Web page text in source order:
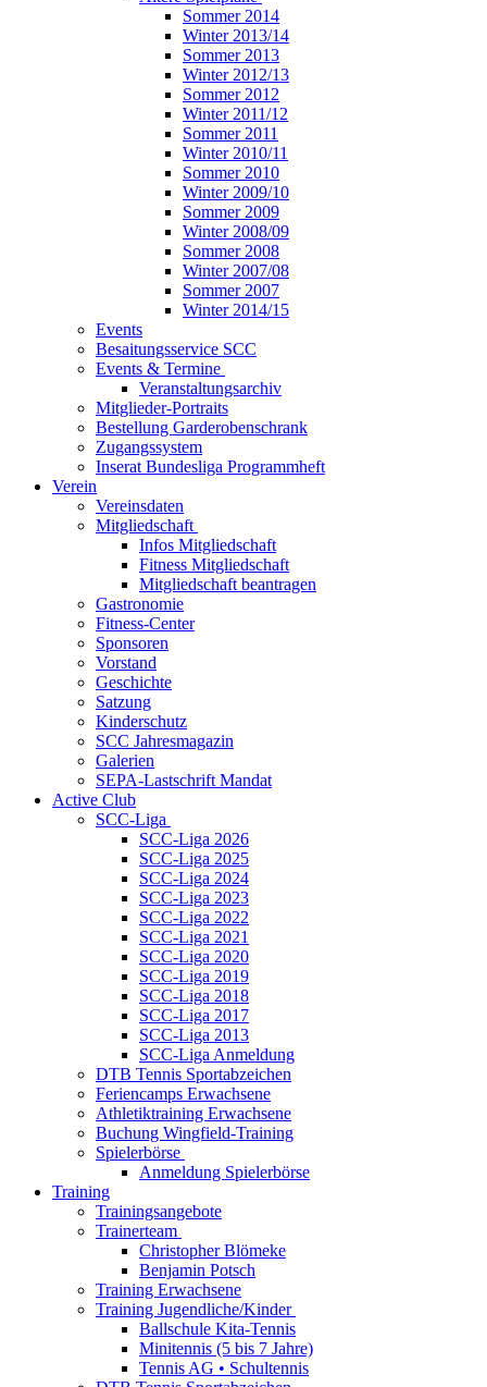
Sommer 2014
Winter 2013/14
Sommer 2013
Winter 2012/13
Sommer 2012
Winter 2011/12
Sommer 2011
Winter 2010/11
Sommer 2010
Winter 2009/10
Sommer 2009
Winter 2008/09
Sommer 2008
Winter 2007/08
Sommer 2007
Winter 2014/15
Events
Besaitungsservice SCC
Events & Termine
Veranstaltungsarchiv
Mitglieder-Portraits
Bestellung Garderobenschrank
Zugangssystem
Inserat Bundesliga Programmheft
Verein
Vereinsdaten
Mitgliedschaft
Infos Mitgliedschaft
Fitness Mitgliedschaft
Mitgliedschaft beantragen
Gastronomie
Fitness-Center
Sponsoren
Vorstand
Geschichte
Satzung
Kinderschutz
SCC Jahresmagazin
Galerien
SEPA-Lastschrift Mandat
Active Club
SCC-Liga
SCC-Liga 2026
SCC-Liga 2025
SCC-Liga 2024
SCC-Liga 2023
SCC-Liga 2022
SCC-Liga 2021
SCC-Liga 2020
SCC-Liga 2019
SCC-Liga 2018
SCC-Liga 2017
SCC-Liga 2013
SCC-Liga Anmeldung
DTB Tennis Sportabzeichen
Feriencamps Erwachsene
Athletiktraining Erwachsene
Buchung Wingfield-Training
Spielerbörse
Anmeldung Spielerbörse
Training
Trainingsangebote
Trainerteam
Christopher Blömeke
Benjamin Potsch
Training Erwachsene
Training Jugendliche/Kinder
Ballschule Kita-Tennis
Minitennis (5 bis 7 Jahre)
Tennis AG • Schultennis